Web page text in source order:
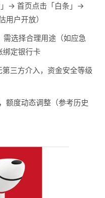
→ 首页点击「白条」→
用户开放）
选择合理用途（如应急
绑定银行卡
三方介入，资金安全等级
额度动态调整（参考历史